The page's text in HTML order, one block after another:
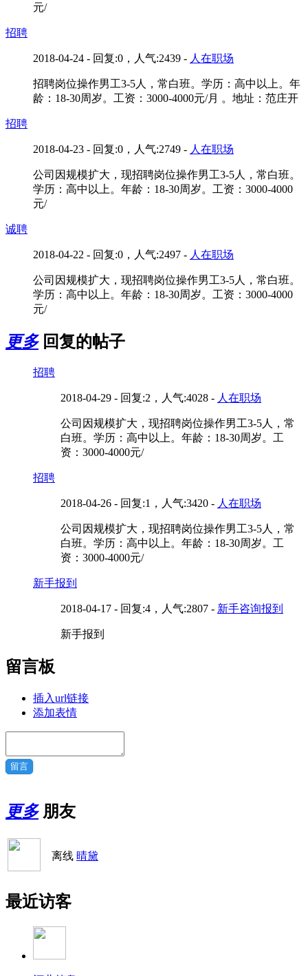
元/
招聘
2018-04-24 - 回复:0，人气:2439 - 人在职场
招聘岗位操作男工3-5人，常白班。学历：高中以上。年
龄：18-30周岁。工资：3000-4000元/月 。地址：范庄开
招聘
2018-04-23 - 回复:0，人气:2749 - 人在职场
公司因规模扩大，现招聘岗位操作男工3-5人，常白班。
学历：高中以上。年龄：18-30周岁。工资：3000-4000
元/
诚聘
2018-04-22 - 回复:0，人气:2497 - 人在职场
公司因规模扩大，现招聘岗位操作男工3-5人，常白班。
学历：高中以上。年龄：18-30周岁。工资：3000-4000
元/
更多 回复的帖子
招聘
2018-04-29 - 回复:2，人气:4028 - 人在职场
公司因规模扩大，现招聘岗位操作男工3-5人，常
白班。学历：高中以上。年龄：18-30周岁。工
资：3000-4000元/
招聘
2018-04-26 - 回复:1，人气:3420 - 人在职场
公司因规模扩大，现招聘岗位操作男工3-5人，常
白班。学历：高中以上。年龄：18-30周岁。工
资：3000-4000元/
新手报到
2018-04-17 - 回复:4，人气:2807 - 新手咨询报到
新手报到
留言板
插入url链接
添加表情
留言
更多 朋友
离线 晴黛
最近访客